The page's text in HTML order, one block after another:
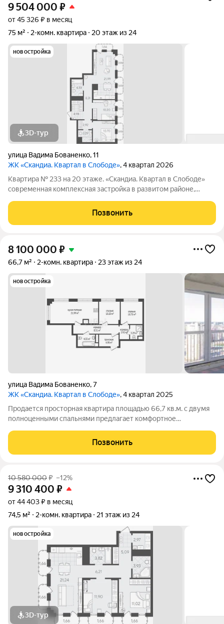
9 504 000 ₽
от 45 326 ₽ в месяц
75 м²
2-комн. квартира 20 этаж из 24
новостройка
3D-тур
улица Вадима Бованенко,11
ЖК «Скандиа. Квартал в Слободе», 4 квартал 2026
Квартира № 233 на 20 этаже. «Скандиа. Квартал в Слободе»
современная комплексная застройка в развитом районе,
многоуровневых паркингов. Доминантами проекта станут две
24-этажные секции. Квартал
Позвонить
8 100 000 ₽
66,7 м² 2-комн. квартира 23 этаж из 24
новостройка
улица Вадима Бованенко,7
ЖК «Скандиа. Квартал в Слободе», 4 квартал 2025
Продается просторная квартира площадью 66,7 кв.м. с двумя
полноценными спальнями предлагает комфортное
являются видовые характеристики квартиры с 23 этажа.
Планировка функциональна и рациональна,
Позвонить
10 580 000₽ –12%
9 310 400 ₽
от 44 403 ₽ в месяц
74,5 м²
2-комн. квартира 21 этаж из 24
новостройка
3D-тур